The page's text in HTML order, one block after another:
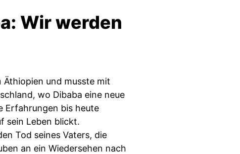
Wir werden
Äthiopien und musste mit
wo Dibaba eine neue
Erfahrungen bis heute
sein Leben blickt.
Tod seines Vaters, die
an ein Wiedersehen nach